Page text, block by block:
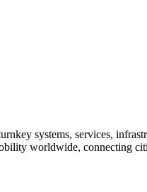
systems, services,
worldwide, connecting